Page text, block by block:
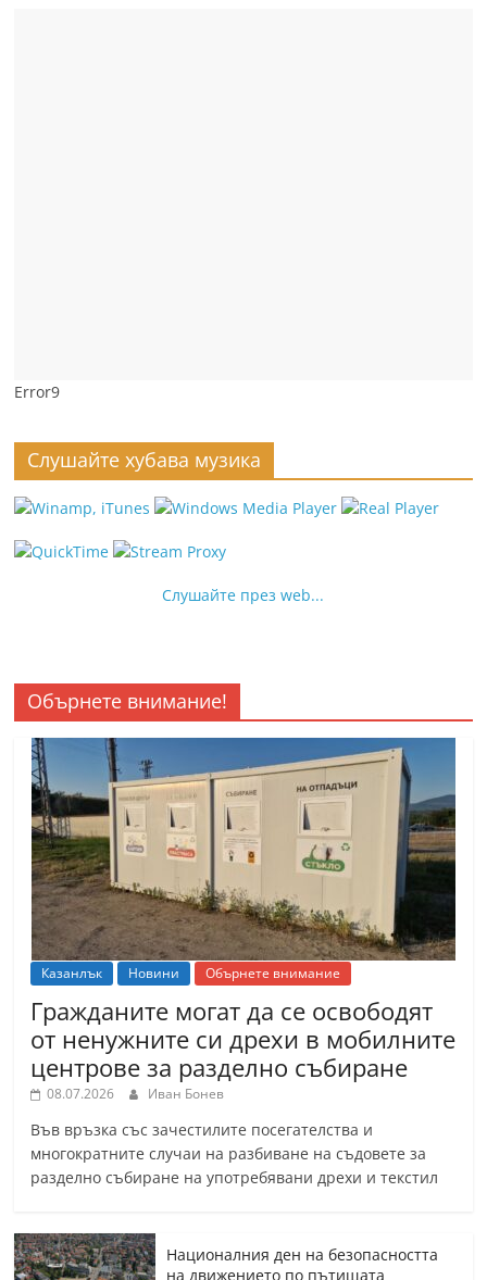
Error9
Слушайте хубава музика
Слушайте през web...
Обърнете внимание!
Казанлък Новини Обърнете внимание
Гражданите могат да се освободят
от ненужните си дрехи в мобилните
центрове за разделно събиране
08.07.2026 Иван Бонев
Във връзка със зачестилите посегателства и
многократните случаи на разбиване на съдовете за
разделно събиране на употребявани дрехи и текстил
Националния ден на безопасността
на движението по пътищата